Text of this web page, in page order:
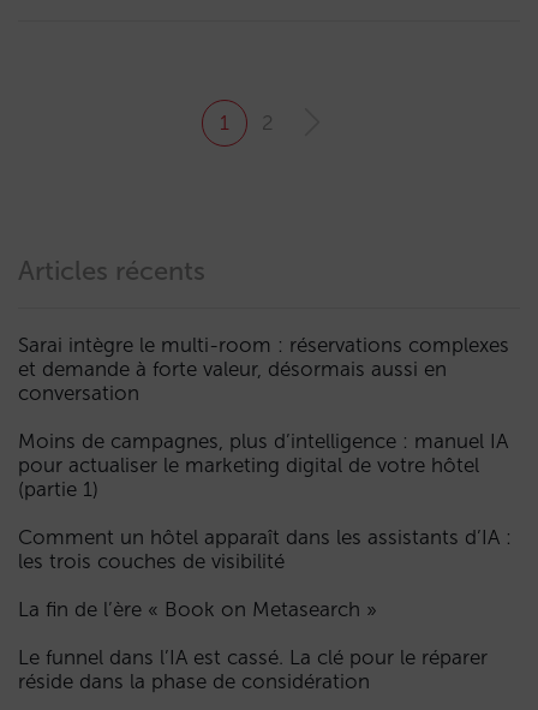
1 2
Articles récents
Sarai intègre le multi-room : réservations complexes
et demande à forte valeur, désormais aussi en
conversation
Moins de campagnes, plus d’intelligence : manuel IA
pour actualiser le marketing digital de votre hôtel
(partie 1)
Comment un hôtel apparaît dans les assistants d’IA :
les trois couches de visibilité
La fin de l’ère « Book on Metasearch »
Le funnel dans l’IA est cassé. La clé pour le réparer
réside dans la phase de considération